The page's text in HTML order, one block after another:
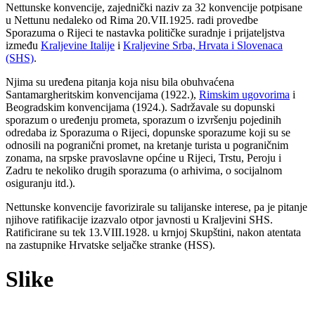
Nettunske konvencije, zajednički naziv za 32 konvencije potpisane
u Nettunu nedaleko od Rima 20.VII.1925. radi provedbe
Sporazuma o Rijeci te nastavka političke suradnje i prijateljstva
između Kraljevine Italije i Kraljevine Srba, Hrvata i Slovenaca
(SHS).
Njima su uređena pitanja koja nisu bila obuhvaćena
Santamargheritskim konvencijama (1922.), Rimskim ugovorima i
Beogradskim konvencijama (1924.). Sadržavale su dopunski
sporazum o uređenju prometa, sporazum o izvršenju pojedinih
odredaba iz Sporazuma o Rijeci, dopunske sporazume koji su se
odnosili na pogranični promet, na kretanje turista u pograničnim
zonama, na srpske pravoslavne općine u Rijeci, Trstu, Peroju i
Zadru te nekoliko drugih sporazuma (o arhivima, o socijalnom
osiguranju itd.).
Nettunske konvencije favorizirale su talijanske interese, pa je pitanje
njihove ratifikacije izazvalo otpor javnosti u Kraljevini SHS.
Ratificirane su tek 13.VIII.1928. u krnjoj Skupštini, nakon atentata
na zastupnike Hrvatske seljačke stranke (HSS).
Slike